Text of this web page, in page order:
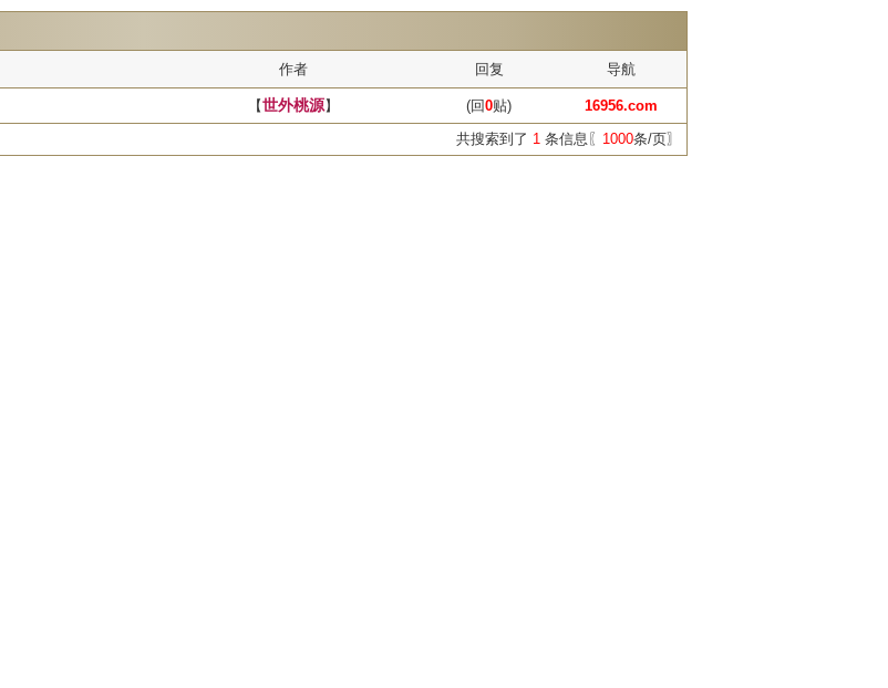
作者 回复 导航
【世外桃源】 (回0贴)
16956.com
共搜索到了 1 条信息〖 1000条/页〗